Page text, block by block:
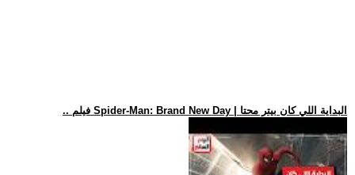
.. فيلم Spider-Man: Brand New Day | البداية اللي كان بيتر محتا